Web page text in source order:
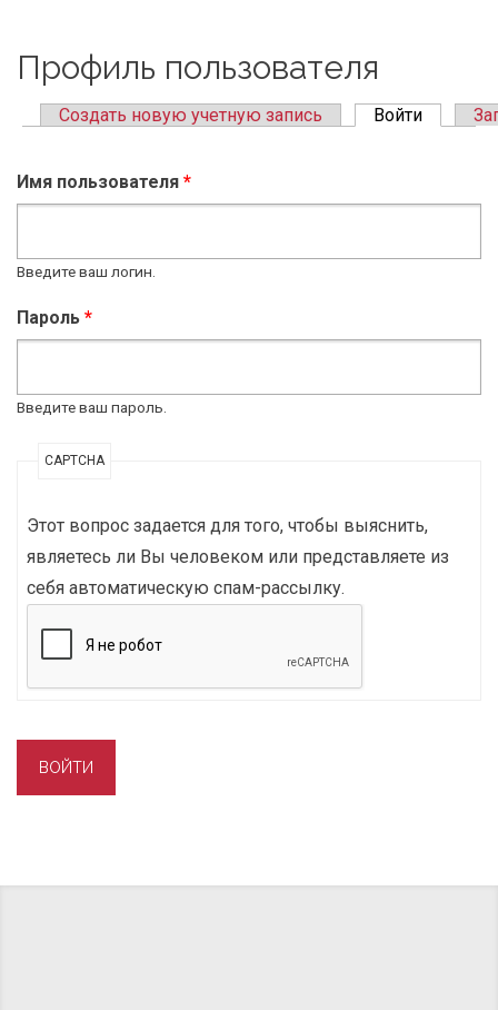
Профиль пользователя
Создать новую учетную запись Войти (active
Имя пользователя *
Введите ваш логин.
Пароль *
Введите ваш пароль.
CAPTCHA
Этот вопрос задается для того, чтобы выяснить,
являетесь ли Вы человеком или представляете из
себя автоматическую спам-рассылку.